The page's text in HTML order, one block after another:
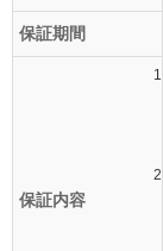
保証期間
保証内容